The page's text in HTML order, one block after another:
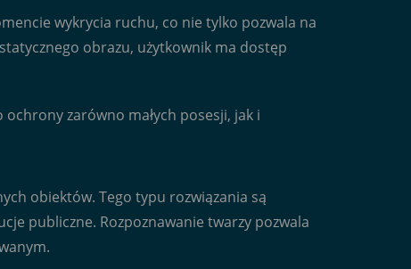
wykrycia ruchu, co nie tylko pozwala na
obrazu, użytkownik ma dostęp
zarówno małych posesji, jak i
obiektów. Tego typu rozwiązania są
publiczne. Rozpoznawanie twarzy pozwala